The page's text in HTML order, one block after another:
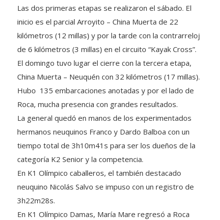
Las dos primeras etapas se realizaron el sábado. El
inicio es el parcial Arroyito – China Muerta de 22
kilómetros (12 millas) y por la tarde con la contrarreloj
de 6 kilómetros (3 millas) en el circuito “Kayak Cross”.
El domingo tuvo lugar el cierre con la tercera etapa,
China Muerta – Neuquén con 32 kilómetros (17 millas).
Hubo 135 embarcaciones anotadas y por el lado de
Roca, mucha presencia con grandes resultados.
La general quedó en manos de los experimentados
hermanos neuquinos Franco y Dardo Balboa con un
tiempo total de 3h10m41s para ser los dueños de la
categoría K2 Senior y la competencia.
En K1 Olímpico caballeros, el también destacado
neuquino Nicolás Salvo se impuso con un registro de
3h22m28s.
En K1 Olímpico Damas, María Mare regresó a Roca